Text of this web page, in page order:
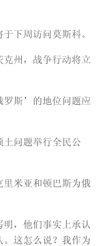
下周访问莫斯科。
州，战争行动将立
斯’的地位问题应
问题举行全民公
米亚和顿巴斯为俄
，他们事实上承认
这怎么说？我作为